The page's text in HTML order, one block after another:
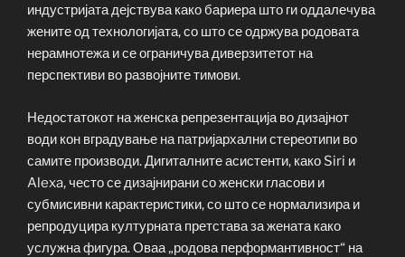
индустријата дејствува како бариера што ги оддалечува
жените од технологијата, со што се одржува родовата
нерамнотежа и се ограничува диверзитетот на
перспективи во развојните тимови.
Недостатокот на женска репрезентација во дизајнот
води кон вградување на патријархални стереотипи во
самите производи. Дигиталните асистенти, како Siri и
Alexa, често се дизајнирани со женски гласови и
субмисивни карактеристики, со што се нормализира и
репродуцира културната претстава за жената како
услужна фигура. Оваа „родова перформантивност“ на